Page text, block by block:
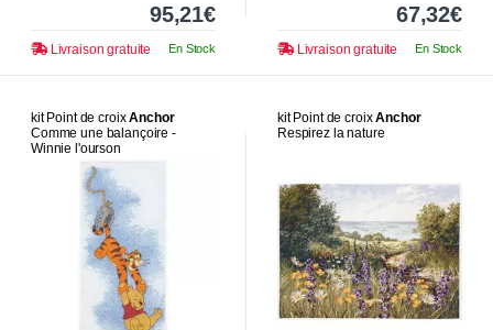
95,21€
Livraison gratuite En Stock
67,32€
Livraison gratuite En Stock
kit Point de croixAnchor
Comme une balançoire -
Winnie l'ourson
kit Point de croixAnchor
Respirez la nature